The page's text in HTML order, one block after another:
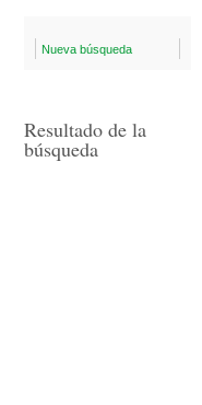
Nueva búsqueda
Resultado de la
búsqueda